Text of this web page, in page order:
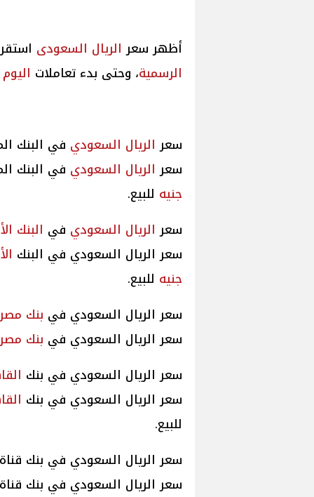
أظهر سعر الريال السعودى
الرسمية، وحتى بدء تعاملات اليوم
سعر الريال السعودي في البنك
سعر الريال السعودي في البنك
جنيه للبيع.
سعر الريال السعودي في البنك
سعر الريال السعودي في البنك
جنيه للبيع.
سعر الريال السعودي في بنك مصر
سعر الريال السعودي في بنك مصر
سعر الريال السعودي في بنك
سعر الريال السعودي في بنك
للبيع.
سعر الريال السعودي في بنك
سعر الريال السعودي في بنك قناة